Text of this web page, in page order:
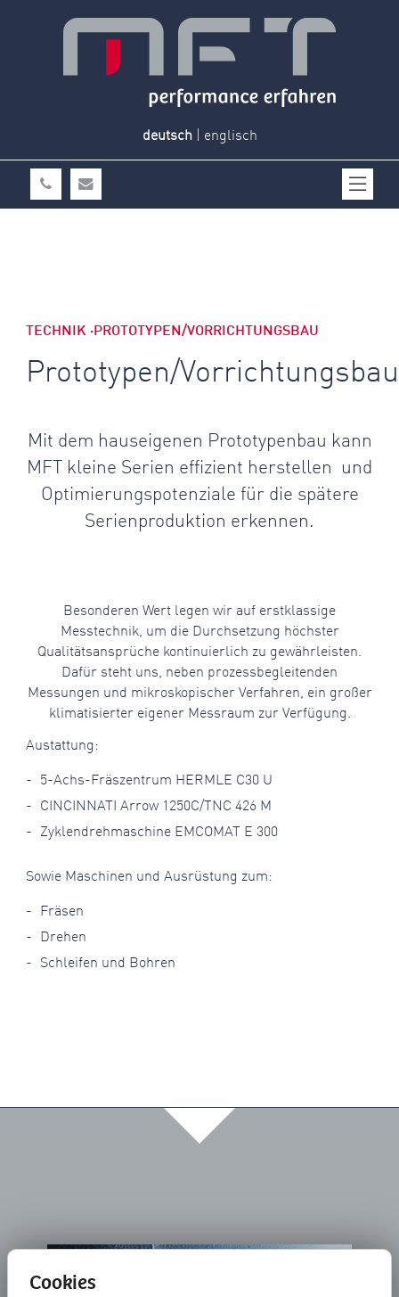
deutsch| englisch
TECHNIK ·PROTOTYPEN/VORRICHTUNGSBAU
Prototypen/Vorrichtungsbau
Mit dem hauseigenen Prototypenbau kann
MFT kleine Serien effizient herstellen und
Optimierungspotenziale für die spätere
Serienproduktion erkennen.
Besonderen Wert legen wir auf erstklassige
Messtechnik, um die Durchsetzung höchster
Qualitätsansprüche kontinuierlich zu gewährleisten.
Dafür steht uns, neben prozessbegleitenden
Messungen und mikroskopischer Verfahren, ein großer
klimatisierter eigener Messraum zur Verfügung.
Austattung:
5-Achs-Fräszentrum HERMLE C30 U
CINCINNATI Arrow 1250C/TNC 426 M
Zyklendrehmaschine EMCOMAT E 300
Sowie Maschinen und Ausrüstung zum:
Fräsen
Drehen
Schleifen und Bohren
Cookies